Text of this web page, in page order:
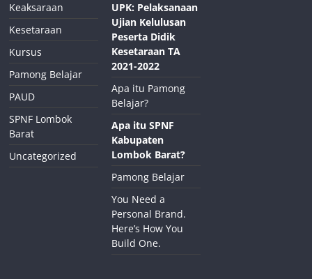
Keaksaraan
Kesetaraan
Kursus
Pamong Belajar
PAUD
SPNF Lombok
Barat
Uncategorized
UPK: Pelaksanaan
Ujian Kelulusan
Peserta Didik
Kesetaraan TA
2021-2022
Apa itu Pamong
Belajar?
Apa itu SPNF
Kabupaten
Lombok Barat?
Pamong Belajar
You Need a
Personal Brand.
Here’s How You
Build One.